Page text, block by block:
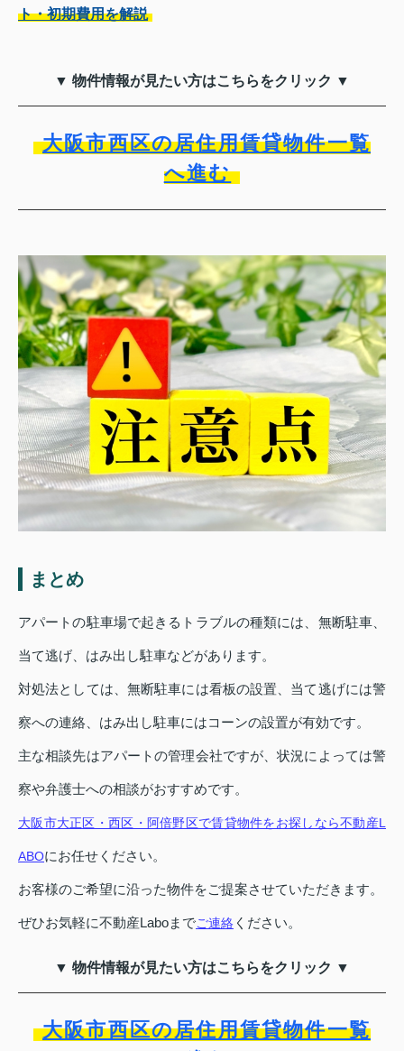
ト・初期費用を解説
▼ 物件情報が見たい方はこちらをクリック ▼
大阪市西区の居住用賃貸物件一覧
へ進む
まとめ
アパートの駐車場で起きるトラブルの種類には、無断駐車、
当て逃げ、はみ出し駐車などがあります。
対処法としては、無断駐車には看板の設置、当て逃げには警
察への連絡、はみ出し駐車にはコーンの設置が有効です。
主な相談先はアパートの管理会社ですが、状況によっては警
察や弁護士への相談がおすすめです。
大阪市大正区・西区・阿倍野区で賃貸物件をお探しなら不動産L
ABOにお任せください。
お客様のご希望に沿った物件をご提案させていただきます。
ぜひお気軽に不動産Laboまでご連絡 ください。
▼ 物件情報が見たい方はこちらをクリック ▼
大阪市西区の居住用賃貸物件一覧